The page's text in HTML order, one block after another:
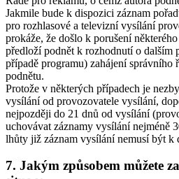
Jakmile bude k dispozici záznam
pro rozhlasové a televizní vysílání
prokáže, že došlo k porušení
předloží podnět k rozhodnutí o dalším
případě programu) zahájení správního
podnětu.
Protože v některých případech je
vysílání od provozovatele vysílání,
nejpozději do 21 dnů od vysílání
uchovávat záznamy vysílání nejméně
lhůty již záznam vysílání nemusí být k
7. Jakým způsobem můžete